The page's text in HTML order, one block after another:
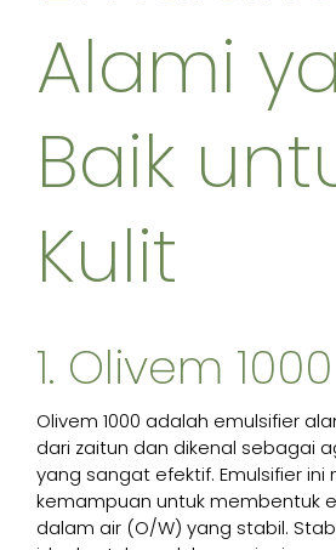
Alami
Baik
Kulit
1. Olivem 1000
Olivem 1000 adalah emulsifier
dari zaitun dan dikenal sebagai
yang sangat efektif. Emulsifier ini
kemampuan untuk membentuk
dalam air (O/W) yang stabil.